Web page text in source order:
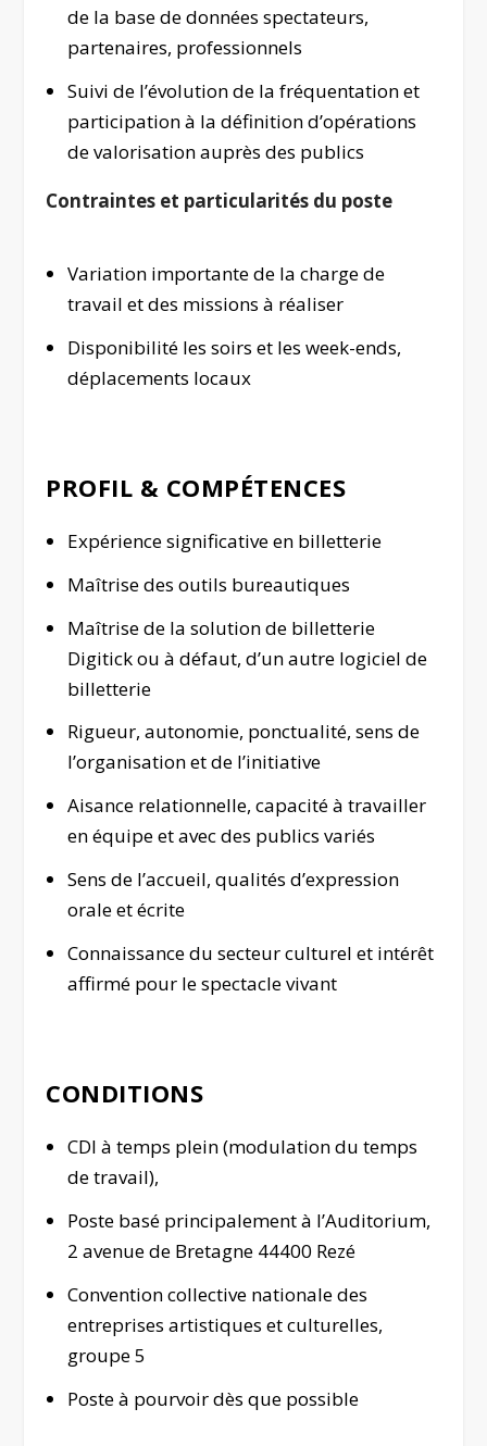
de la base de données spectateurs,
partenaires, professionnels
Suivi de l’évolution de la fréquentation et
participation à la définition d’opérations
de valorisation auprès des publics
Contraintes et particularités du poste
Variation importante de la charge de
travail et des missions à réaliser
Disponibilité les soirs et les week-ends,
déplacements locaux
PROFIL & COMPÉTENCES
Expérience significative en billetterie
Maîtrise des outils bureautiques
Maîtrise de la solution de billetterie
Digitick ou à défaut, d’un autre logiciel de
billetterie
Rigueur, autonomie, ponctualité, sens de
l’organisation et de l’initiative
Aisance relationnelle, capacité à travailler
en équipe et avec des publics variés
Sens de l’accueil, qualités d’expression
orale et écrite
Connaissance du secteur culturel et intérêt
affirmé pour le spectacle vivant
CONDITIONS
CDI à temps plein (modulation du temps
de travail),
Poste basé principalement à l’Auditorium,
2 avenue de Bretagne 44400 Rezé
Convention collective nationale des
entreprises artistiques et culturelles,
groupe 5
Poste à pourvoir dès que possible